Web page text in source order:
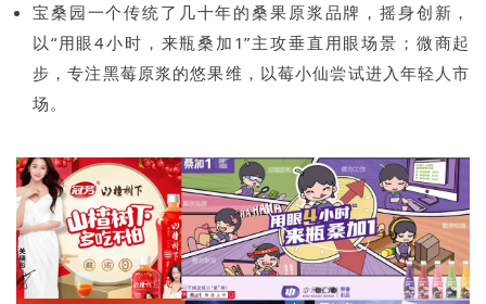
宝桑园一个传统了几十年的桑果原浆品牌，摇身创新，
以“用眼4小时，来瓶桑加1”主攻垂直用眼场景；微商起
步，专注黑莓原浆的悠果维，以莓小仙尝试进入年轻人市
场。